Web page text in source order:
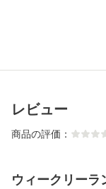
レビュー
商品の評価：
ウィークリーラ